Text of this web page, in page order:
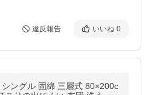
違反報告 いいね 0
ングル 固綿 三層式 80×200c